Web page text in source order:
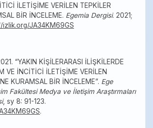
İLETİŞİME VERİLEN TEPKİLER
BİR İNCELEME. Egemia Dergisi. 2021;
izlik.org/JA34KM69GS
“YAKIN KİŞİLERARASI İLİŞKİLERDE
VE İNCİTİCİ İLETİŞİME VERİLEN
KURAMSAL BİR İNCELEME”. Ege
Fakültesi Medya ve İletişim Araştırmaları
, sy 8: 91-123.
.